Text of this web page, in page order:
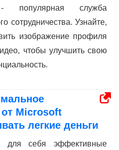
популярная служба
сотрудничества. Узнайте,
изображение профиля
чтобы улучшить свою
Microsoft
легкие деньги
для себя эффективные